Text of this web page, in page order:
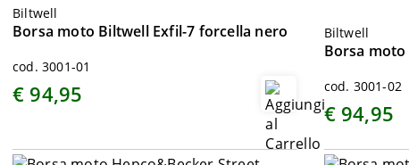
Biltwell
Borsa moto Biltwell Exfil-7 forcella nero
cod. 3001-01
€ 94,95
Biltwell
Borsa
cod. 3001-02
€ 94,95